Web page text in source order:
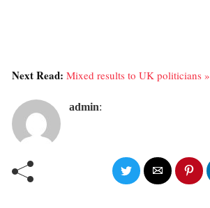
Next Read: Mixed results to UK politicians »
admin: